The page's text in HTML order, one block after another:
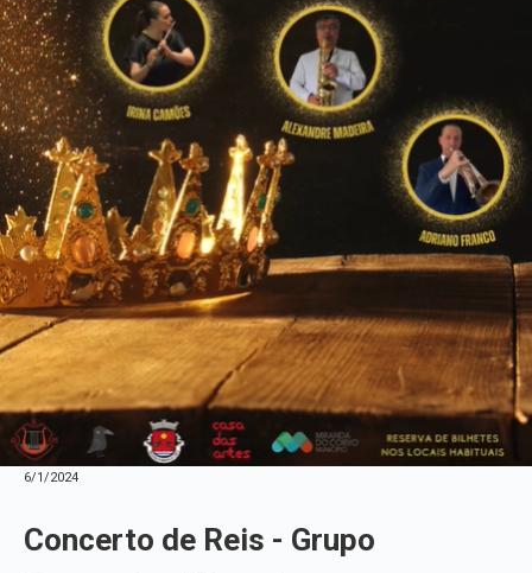
6/1/2024
Concerto de Reis - Grupo